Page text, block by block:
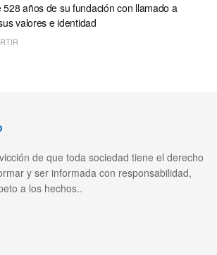
528 años de su fundación con llamado a
valores e identidad
de que toda sociedad tiene el derecho
y ser informada con responsabilidad,
a los hechos..